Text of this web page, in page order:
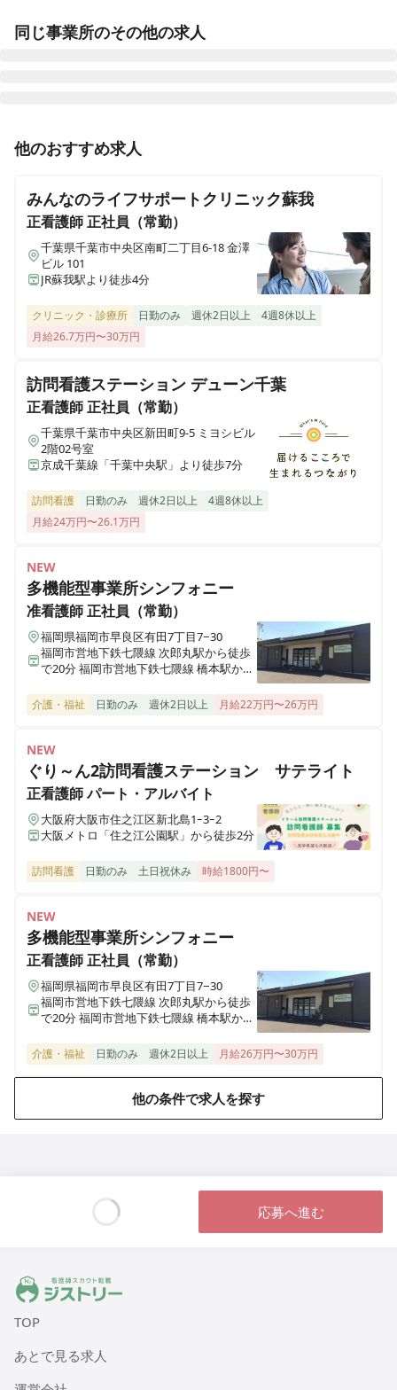
愛知県豊田市浄水町原山277
医療施設型ホスピス 医心館府中
医療施設型ホスピス 医心館加古川
兵庫県加古川市加古川町北在家2315番地の1
医療施設型ホスピス 医心館南草津
医療施設型ホスピス 医心館経堂
東京都世田谷区宮坂三丁目2-8
株式会社アンビスホールディングス 本社
東京都中央区京橋一丁目6-1 三井住友海上テプコビル 7階
東京都江戸川区南篠崎町4丁目17番1号
ホスピス西城Ⅰ・Ⅱ
岩手県一関市八幡町2-43 （社団医療法人西城病院）
神奈川県小田原市成田501-3
医療施設型ホスピス 医心館鈴鹿
三重県鈴鹿市末広東5番（住所未定）
医療施設型ホスピス 医心館豊中
大阪府豊中市立花町１丁目6-31
医療施設型ホスピス 医心館ふくにし
三重県名張市東町1921-1
医療施設型ホスピス 医心館弘前
青森県弘前市大字外崎4丁目2-3
医療施設型ホスピス 医心館篠崎
東京都江戸川区篠崎町2丁目31-3（住所未定）
医療施設型ホスピス 医心館秋田
医療施設型ホスピス 医心館八事南山
医療施設型ホスピス 医心館菊名
同じ事業所のその他の求人
正看護師 正社員（常勤）
【千葉市中央区】夜勤・オンコールなし◎月給43.7万円
正看護師 正社員（常勤）
【千葉市中央区】夜勤・オンコールなし◎月給52.1万円
～◎医療施設型ホスピスで看護管理者のお仕事
他のおすすめ求人
みんなのライフサポートクリニック蘇我
正看護師正社員（常勤）
千葉県千葉市中央区南町二丁目6-18 金澤
ビル 101
JR蘇我駅より徒歩4分
クリニック・診療所 日勤のみ 週休2日以上
4週8休以上
月給26.7万円〜30万円
訪問看護ステーション デューン千葉
正看護師正社員（常勤）
千葉県千葉市中央区新田町9-5 ミヨシビル
2階02号室
京成千葉線「千葉中央駅」より徒歩7分
訪問看護 日勤のみ 週休2日以上
4週8休以上
月給24万円〜26.1万円
NEW
多機能型事業所シンフォニー
准看護師正社員（常勤）
福岡県福岡市早良区有田7丁目7−30
福岡市営地下鉄七隈線 次郎丸駅から徒歩
で20分 福岡市営地下鉄七隈線 橋本駅から
介護・福祉 日勤のみ 週休2日以上 月給22万円〜26万円
NEW
ぐり～ん2訪問看護ステーション サテライト
正看護師パート・アルバイト
大阪府大阪市住之江区新北島1ｰ3ｰ2
大阪メトロ「住之江公園駅」から徒歩2分
訪問看護 日勤のみ 土日祝休み 時給1800円〜
NEW
多機能型事業所シンフォニー
正看護師正社員（常勤）
福岡県福岡市早良区有田7丁目7−30
福岡市営地下鉄七隈線 次郎丸駅から徒歩
で20分 福岡市営地下鉄七隈線 橋本駅から
介護・福祉 日勤のみ 週休2日以上 月給26万円〜30万円
他の条件で求人を探す
応募へ進む
ジストリー 看護師の転職マッチング
TOP
あとで見る求人